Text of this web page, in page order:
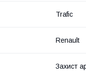
Trafic
Renault
Захист